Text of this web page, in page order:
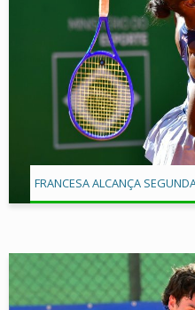
FRANCESA ALCANÇA